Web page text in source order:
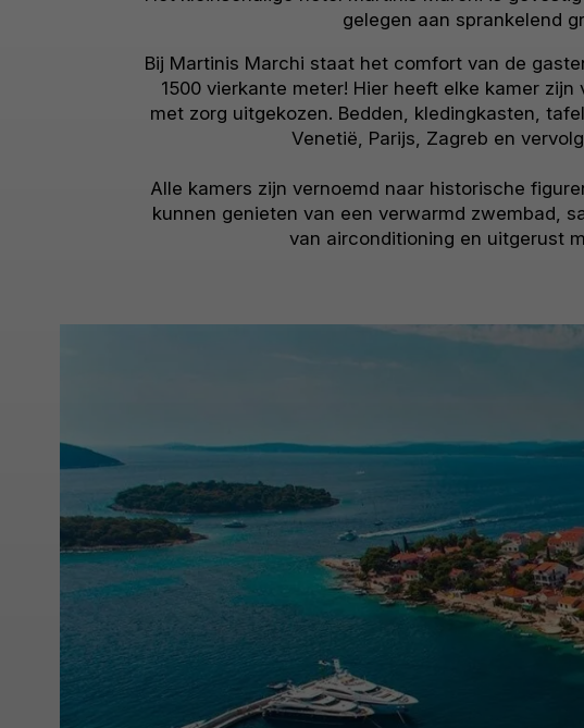
gelegen aan sprankelend
Bij Martinis Marchi staat het comfort van de
1500 vierkante meter! Hier heeft elke kamer
met zorg uitgekozen. Bedden, kledingkasten,
Venetië, Parijs, Zagreb en
Alle kamers zijn vernoemd naar historische
kunnen genieten van een verwarmd zwembad,
van airconditioning en uitgerust